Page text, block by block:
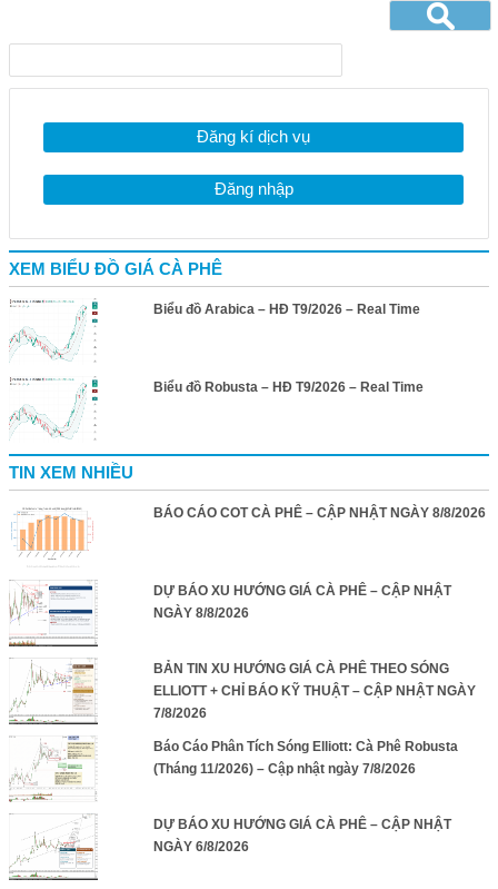
Đăng kí dịch vụ
Đăng nhập
XEM BIỂU ĐỒ GIÁ CÀ PHÊ
Biểu đồ Arabica – HĐ T9/2026 – Real Time
Biểu đồ Robusta – HĐ T9/2026 – Real Time
TIN XEM NHIỀU
BÁO CÁO COT CÀ PHÊ – CẬP NHẬT NGÀY 8/8/2026
DỰ BÁO XU HƯỚNG GIÁ CÀ PHÊ – CẬP NHẬT
NGÀY 8/8/2026
BẢN TIN XU HƯỚNG GIÁ CÀ PHÊ THEO SÓNG
ELLIOTT + CHỈ BÁO KỸ THUẬT – CẬP NHẬT NGÀY
7/8/2026
Báo Cáo Phân Tích Sóng Elliott: Cà Phê Robusta
(Tháng 11/2026) – Cập nhật ngày 7/8/2026
DỰ BÁO XU HƯỚNG GIÁ CÀ PHÊ – CẬP NHẬT
NGÀY 6/8/2026